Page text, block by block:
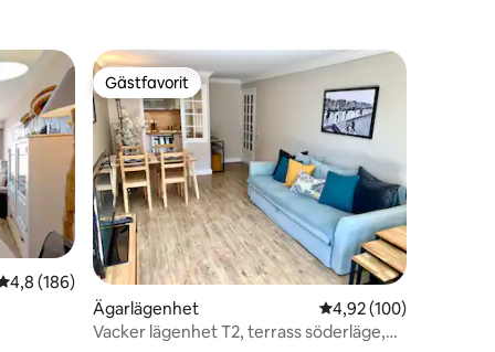
av 5 i genomsnittligt betyg, 186 omdömen
4,8 (186)
Gästfavorit
Gästfavorit
Ägarlägenhet 4,92 av 5 i
4,92 (100)
Vacker lägenhet T2, terrass söderläge,